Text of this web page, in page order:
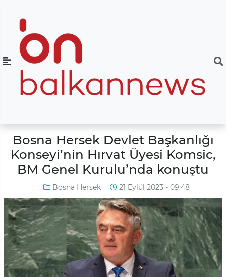
Bosna Hersek Devlet Başkanlığı
Konseyi’nin Hırvat Üyesi Komsic,
BM Genel Kurulu’nda konuştu
Bosna Hersek 21 Eylül 2023 - 09:48